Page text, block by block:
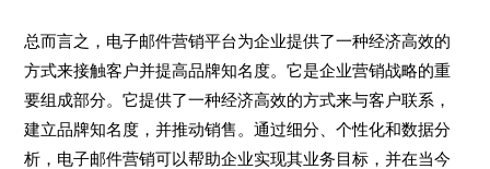
总而言之，电子邮件营销平台为企业提供了一种经济高效的
方式来接触客户并提高品牌知名度。它是企业营销战略的重
要组成部分。它提供了一种经济高效的方式来与客户联系，
建立品牌知名度，并推动销售。通过细分、个性化和数据分
析，电子邮件营销可以帮助企业实现其业务目标，并在当今